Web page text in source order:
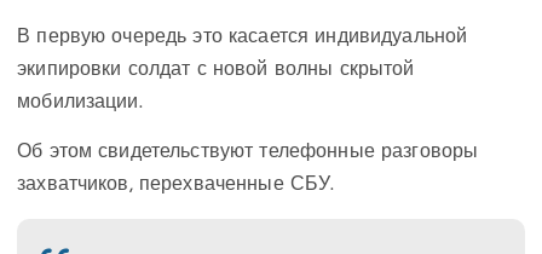
В первую очередь это касается индивидуальной
экипировки солдат с новой волны скрытой
мобилизации.
Об этом свидетельствуют телефонные разговоры
захватчиков, перехваченные СБУ.